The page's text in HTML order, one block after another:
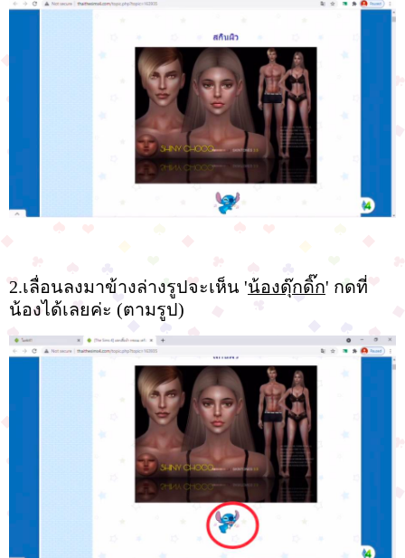
2.เลื่อนลงมาข้างล่างรูปจะเห็น 'น้องดุ๊กดิ๊ก' กดที่
น้องได้เลยค่ะ (ตามรูป)